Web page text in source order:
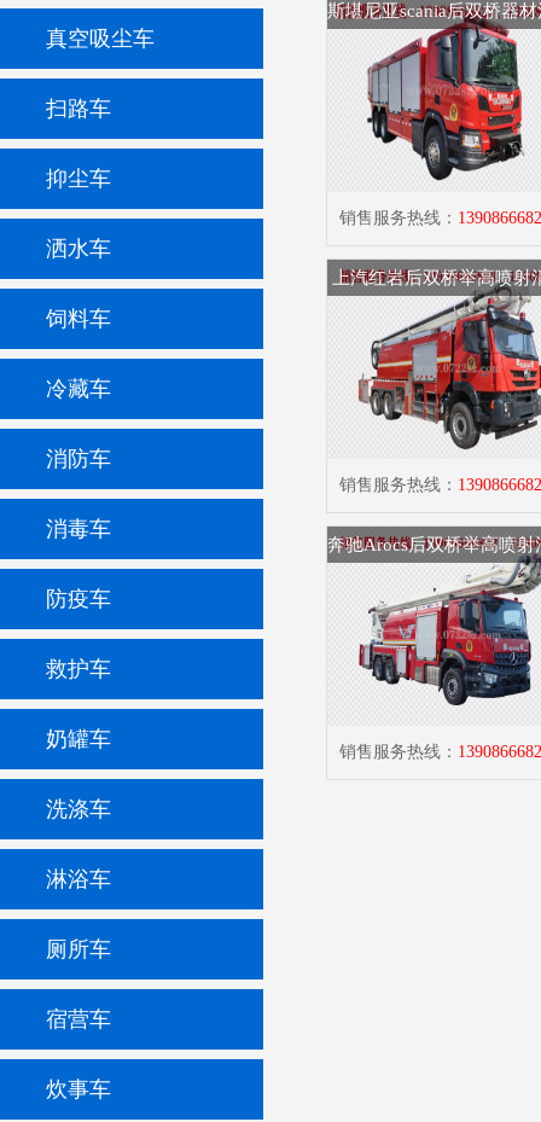
真空吸尘车
扫路车
抑尘车
洒水车
饲料车
冷藏车
消防车
消毒车
防疫车
救护车
奶罐车
洗涤车
淋浴车
厕所车
宿营车
炊事车
销售服务热线：
上汽红岩后双桥举高喷射
销售服务热线：
奔驰Arocs后双桥举高喷射
销售服务热线：